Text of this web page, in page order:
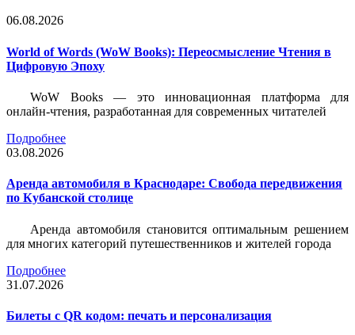
06.08.2026
World of Words (WoW Books): Переосмысление Чтения в
Цифровую Эпоху
WoW Books — это инновационная платформа для
онлайн-чтения, разработанная для современных читателей
Подробнее
03.08.2026
Аренда автомобиля в Краснодаре: Свобода передвижения
по Кубанской столице
Аренда автомобиля становится оптимальным решением
для многих категорий путешественников и жителей города
Подробнее
31.07.2026
Билеты c QR кодом: печать и персонализация